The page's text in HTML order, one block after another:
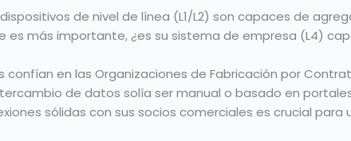
de nivel de línea (L1/L2) son capaces de
es más importante, ¿es su sistema de empresa (L4)
en las Organizaciones de Fabricación por
de datos solía ser manual o basado en
sólidas con sus socios comerciales es crucial para